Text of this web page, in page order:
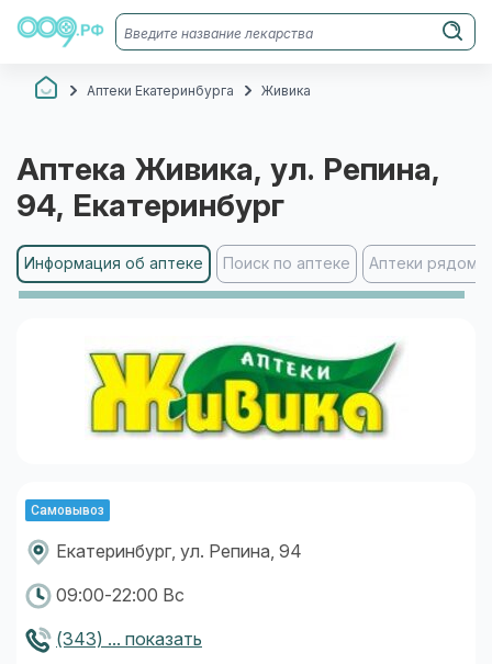
Аптеки Екатеринбурга Живика
Аптека Живика, ул. Репина,
94, Екатеринбург
Информация об аптеке Поиск по аптеке Аптеки рядом
Самовывоз
Екатеринбург, ул. Репина, 94
09:00-22:00 Вс
(343) ... показать